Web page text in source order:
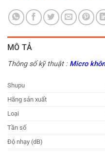
MÔ TẢ
Thông số kỹ thuật :Micro
Shupu
Hãng sản xuất
Loại
Tần số
Độ nhạy (dB)